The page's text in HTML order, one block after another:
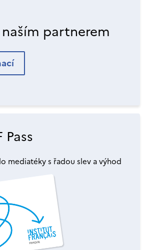
partnerem
mediatéky s řadou slev a výhod